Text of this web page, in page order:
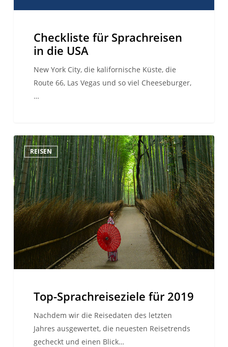
Checkliste für Sprachreisen
in die USA
New York City, die kalifornische Küste, die
Route 66, Las Vegas und so viel Cheeseburger,
…
Top-
Sprachreiseziele
für
2019
REISEN
Top-Sprachreiseziele für 2019
Nachdem wir die Reisedaten des letzten
Jahres ausgewertet, die neuesten Reisetrends
gecheckt und einen Blick…